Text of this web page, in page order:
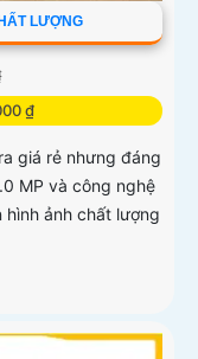
LƯỢNG
₫
giá rẻ nhưng đáng
MP và công nghệ
hình ảnh chất lượng